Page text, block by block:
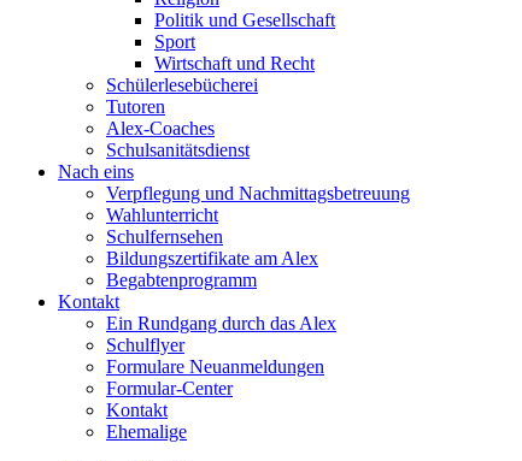
Politik und Gesellschaft
Sport
Wirtschaft und Recht
Schülerlesebücherei
Tutoren
Alex-Coaches
Schulsanitätsdienst
Nach eins
Verpflegung und Nachmittagsbetreuung
Wahlunterricht
Schulfernsehen
Bildungszertifikate am Alex
Begabtenprogramm
Kontakt
Ein Rundgang durch das Alex
Schulflyer
Formulare Neuanmeldungen
Formular-Center
Kontakt
Ehemalige